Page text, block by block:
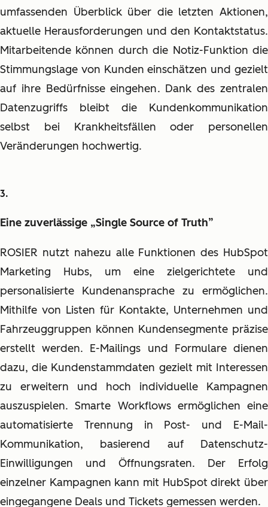
umfassenden Überblick über die letzten Aktionen,
aktuelle Herausforderungen und den Kontaktstatus.
Mitarbeitende können durch die Notiz-Funktion die
Stimmungslage von Kunden einschätzen und gezielt
auf ihre Bedürfnisse eingehen. Dank des zentralen
Datenzugriffs bleibt die Kundenkommunikation
selbst bei Krankheitsfällen oder personellen
Veränderungen hochwertig.
Eine zuverlässige „Single Source of Truth”
ROSIER nutzt nahezu alle Funktionen des HubSpot
Marketing Hubs, um eine zielgerichtete und
personalisierte Kundenansprache zu ermöglichen.
Mithilfe von Listen für Kontakte, Unternehmen und
Fahrzeuggruppen können Kundensegmente präzise
erstellt werden. E-Mailings und Formulare dienen
dazu, die Kundenstammdaten gezielt mit Interessen
zu erweitern und hoch individuelle Kampagnen
auszuspielen. Smarte Workflows ermöglichen eine
automatisierte Trennung in Post- und E-Mail-
Kommunikation, basierend auf Datenschutz-
Einwilligungen und Öffnungsraten. Der Erfolg
einzelner Kampagnen kann mit HubSpot direkt über
eingegangene Deals und Tickets gemessen werden.